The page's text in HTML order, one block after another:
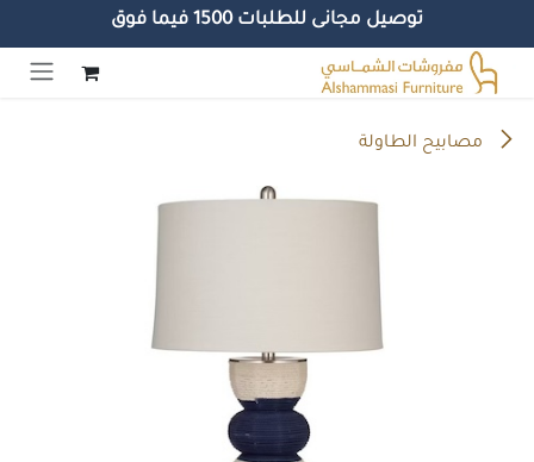
توصيل مجانى للطلبات 1500 فيما فوق
تخطي للذهاب إلى المحتوى
مصابيح الطاولة